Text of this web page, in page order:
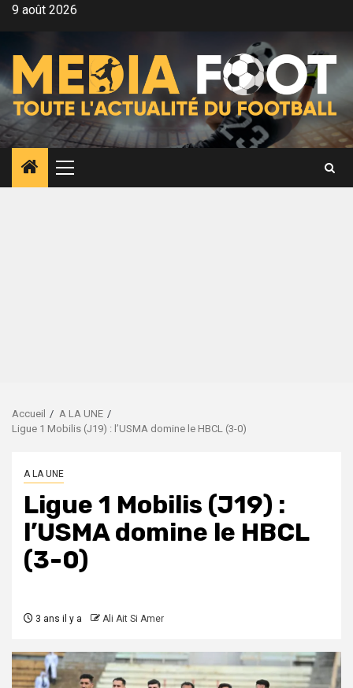
Aller9 août 2026
Menu
principal
Accueil
A LA UNE
Ligue 1 Mobilis (J19) : l’USMA domine le HBCL (3-0)
A LA UNE
Ligue 1 Mobilis (J19) :
l’USMA domine le HBCL
(3-0)
3 ans il y a Ali Ait Si Amer